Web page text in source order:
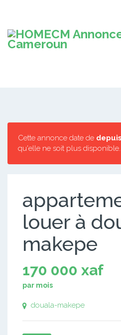
Cette annonce date de
qu'elle ne soit plus disponible.
louer à
makepe
170 000 xaf
par mois
douala-makepe